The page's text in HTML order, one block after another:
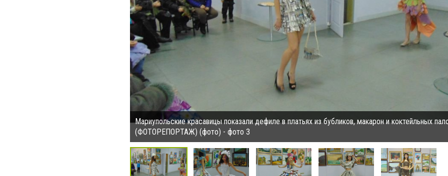
Мариупольские красавицы показали дефиле в платьях из бубликов, макарон и коктейльных
(ФОТОРЕПОРТАЖ) (фото) - фото 3